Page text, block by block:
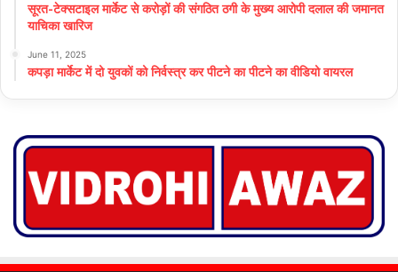
सूरत-टेक्सटाइल मार्केट से करोड़ों की संगठित ठगी के मुख्य आरोपी दलाल की जमानत
याचिका खारिज
June 11, 2025
कपड़ा मार्केट में दो युवकों को निर्वस्त्र कर पीटने का पीटने का वीडियो वायरल